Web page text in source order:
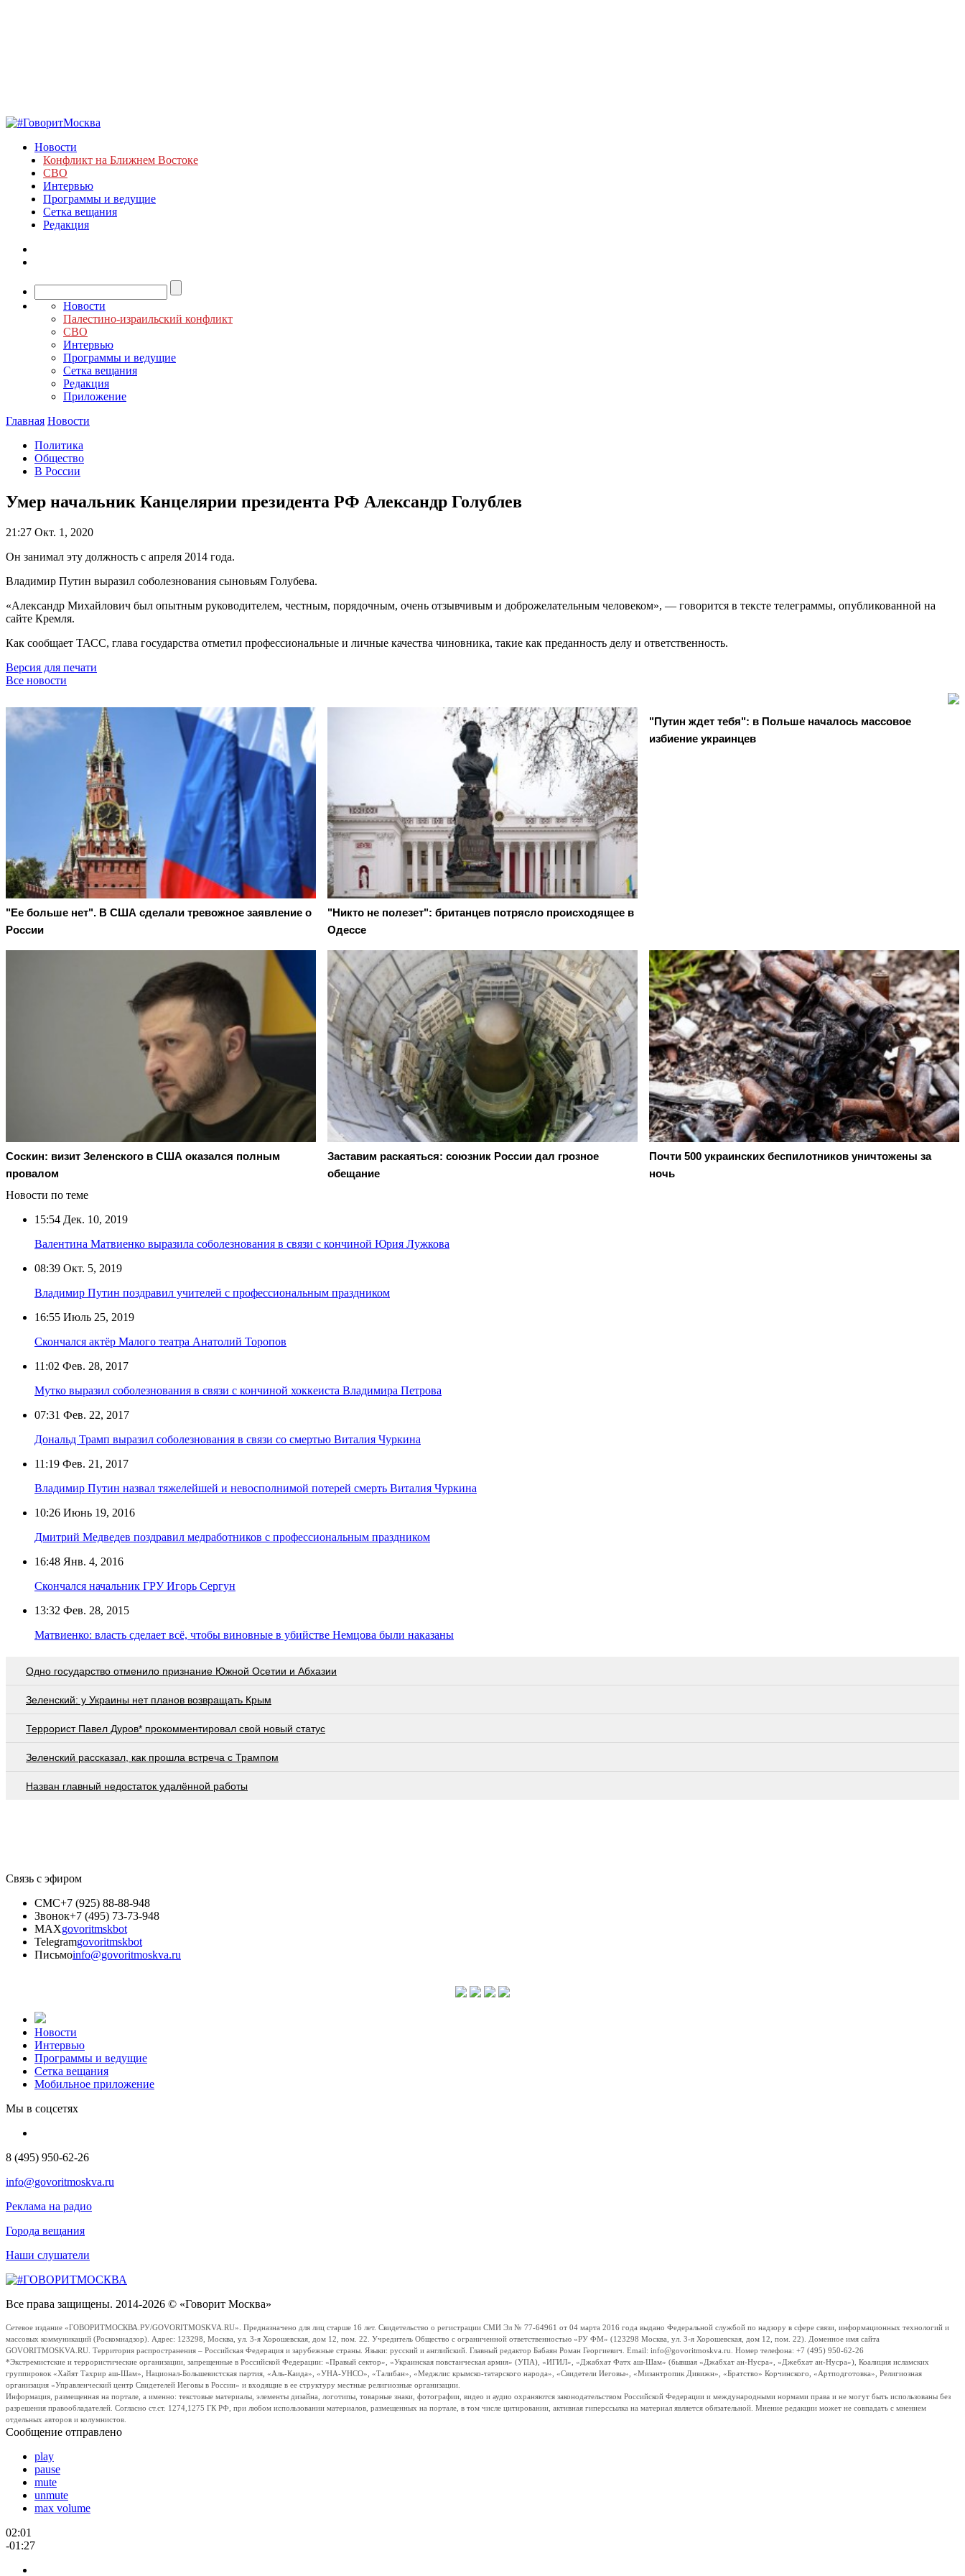
Новости
Конфликт на Ближнем Востоке
СВО
Интервью
Программы и ведущие
Сетка вещания
Редакция
Новости
Палестино-израильский конфликт
СВО
Интервью
Программы и ведущие
Сетка вещания
Редакция
Приложение
Главная Новости
Политика
Общество
В России
Умер начальник Канцелярии президента РФ Александр Голублев
21:27 Окт. 1, 2020
Он занимал эту должность с апреля 2014 года.
Владимир Путин выразил соболезнования сыновьям Голубева.
«Александр Михайлович был опытным руководителем, честным, порядочным, очень отзывчивым и доброжелательным человеком», — говорится в тексте телеграммы, опубликованной на
сайте Кремля.
Как сообщает ТАСС, глава государства отметил профессиональные и личные качества чиновника, такие как преданность делу и ответственность.
Версия для печати
Все новости
"Ее больше нет". В США сделали тревожное заявление о
России
"Никто не полезет": британцев потрясло происходящее в
Одессе
"Путин ждет тебя": в Польше началось массовое
избиение украинцев
Соскин: визит Зеленского в США оказался полным
провалом
Заставим раскаяться: союзник России дал грозное
обещание
Почти 500 украинских беспилотников уничтожены за
ночь
Новости по теме
15:54 Дек. 10, 2019
Валентина Матвиенко выразила соболезнования в связи с кончиной Юрия Лужкова
08:39 Окт. 5, 2019
Владимир Путин поздравил учителей с профессиональным праздником
16:55 Июль 25, 2019
Скончался актёр Малого театра Анатолий Торопов
11:02 Фев. 28, 2017
Мутко выразил соболезнования в связи с кончиной хоккеиста Владимира Петрова
07:31 Фев. 22, 2017
Дональд Трамп выразил соболезнования в связи со смертью Виталия Чуркина
11:19 Фев. 21, 2017
Владимир Путин назвал тяжелейшей и невосполнимой потерей смерть Виталия Чуркина
10:26 Июнь 19, 2016
Дмитрий Медведев поздравил медработников с профессиональным праздником
16:48 Янв. 4, 2016
Скончался начальник ГРУ Игорь Сергун
13:32 Фев. 28, 2015
Матвиенко: власть сделает всё, чтобы виновные в убийстве Немцова были наказаны
Одно государство отменило признание Южной Осетии и Абхазии
Зеленский: у Украины нет планов возвращать Крым
Террорист Павел Дуров* прокомментировал свой новый статус
Зеленский рассказал, как прошла встреча с Трампом
Назван главный недостаток удалённой работы
Связь с эфиром
СМС+7 (925) 88-88-948
Звонок+7 (495) 73-73-948
MAXgovoritmskbot
Telegramgovoritmskbot
Письмоinfo@govoritmoskva.ru
Новости
Интервью
Программы и ведущие
Сетка вещания
Мобильное приложение
Мы в соцсетях
8 (495) 950-62-26
info@govoritmoskva.ru
Реклама на радио
Города вещания
Наши слушатели
Все права защищены. 2014-2026 © «Говорит Москва»
Сетевое издание «ГОВОРИТМОСКВА.РУ/GOVORITMOSKVA.RU». Предназначено для лиц старше 16 лет. Свидетельство о регистрации СМИ Эл № 77-64961 от 04 марта 2016 года выдано Федеральной службой по надзору в сфере связи, информационных технологий и
массовых коммуникаций (Роскомнадзор). Адрес: 123298, Москва, ул. 3-я Хорошевская, дом 12, пом. 22. Учредитель Общество с ограниченной ответственностью «РУ ФМ» (123298 Москва, ул. 3-я Хорошевская, дом 12, пом. 22). Доменное имя сайта
GOVORITMOSKVA.RU. Территория распространения – Российская Федерация и зарубежные страны. Языки: русский и английский. Главный редактор Бабаян Роман Георгиевич. Email: info@govoritmoskva.ru. Номер телефона: +7 (495) 950-62-26
*Экстремистские и террористические организации, запрещенные в Российской Федерации: «Правый сектор», «Украинская повстанческая армия» (УПА), «ИГИЛ», «Джабхат Фатх аш-Шам» (бывшая «Джабхат ан-Нусра», «Джебхат ан-Нусра»), Коалиция исламских
группировок «Хайят Тахрир аш-Шам», Национал-Большевистская партия, «Аль-Каида», «УНА-УНСО», «Талибан», «Меджлис крымско-татарского народа», «Свидетели Иеговы», «Мизантропик Дивижн», «Братство» Корчинского, «Артподготовка», Религиозная
организация «Управленческий центр Свидетелей Иеговы в России» и входящие в ее структуру местные религиозные организации.
Информация, размещенная на портале, а именно: текстовые материалы, элементы дизайна, логотипы, товарные знаки, фотографии, видео и аудио охраняются законодательством Российской Федерации и международными нормами права и не могут быть использованы без
разрешения правообладателей. Согласно ст.ст. 1274,1275 ГК РФ, при любом использовании материалов, размещенных на портале, в том числе цитировании, активная гиперссылка на материал является обязательной. Мнение редакции может не совпадать с мнением
отдельных авторов и колумнистов.
Сообщение отправлено
play
pause
mute
unmute
max volume
02:01
-01:27